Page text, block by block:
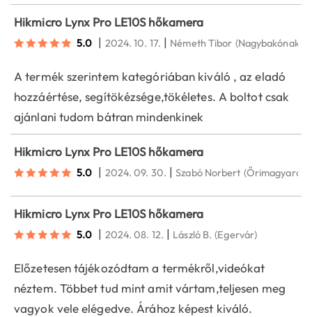
Hikmicro Lynx Pro LE10S hőkamera
5.0 | 2024. 10. 17. | Németh Tibor (Nagybakónak)
A termék szerintem kategóriában kiváló , az eladó
hozzáértése, segítökézsége,tökéletes. A boltot csak
ajánlani tudom bátran mindenkinek
Hikmicro Lynx Pro LE10S hőkamera
5.0 | 2024. 09. 30. |Szabó Norbert
Hikmicro Lynx Pro LE10S hőkamera
5.0 | 2024. 08. 12. | László B. (Egervár)
Előzetesen tájékozódtam a termékről,videókat
néztem. Többet tud mint amit vártam,teljesen meg
vagyok vele elégedve. Árához képest kiváló.